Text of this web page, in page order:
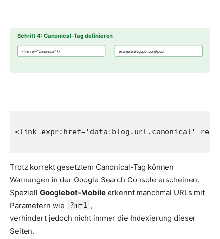
Schritt 4: Canonical-Tag definieren
<link rel=“canonical“ /> example.blogspot.com/post
<link expr:href='data:blog.url.canonical'
Trotz korrekt gesetztem Canonical-Tag können
Warnungen in der Google Search Console erscheinen.
Speziell Googlebot-Mobile erkennt manchmal URLs mit
Parametern wie
?m=1 ,
verhindert jedoch nicht immer die Indexierung dieser
Seiten.